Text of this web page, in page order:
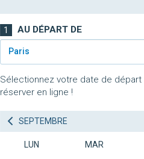
1 AU DÉPART DE
Paris
Sélectionnez votre date de départ
réserver en ligne !
SEPTEMBRE
LUN MAR